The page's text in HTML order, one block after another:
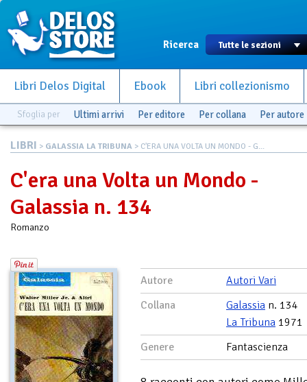
Ricerca
Libri Delos Digital Ebook Libri collezionismo
Sfoglia per Ultimi arrivi Per editore Per collana Per autore
LIBRI > GALASSIA LA TRIBUNA > C'ERA UNA VOLTA UN MONDO - G...
C'era una Volta un Mondo -
Galassia n. 134
Romanzo
Autore
Autori Vari
Collana
Galassia n. 134
La Tribuna 1971
Genere
Fantascienza